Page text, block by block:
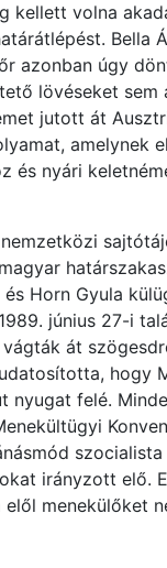
kellett volna
Bella
azonban úgy
lövéseket sem
jutott át
amelynek
és nyári
Horn Gyula
június 27-i
át
hogy
nyugat felé.
irányzott elő.
elől menekülőket